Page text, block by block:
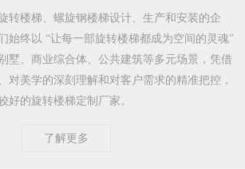
转楼梯、螺旋钢楼梯设计、生产和安装的企
始终以 “让每一部旋转楼梯都成为空间的灵魂”
墅、商业综合体、公共建筑等多元场景，凭借
对美学的深刻理解和对客户需求的精准把控，
好的旋转楼梯定制厂家。​
了解更多